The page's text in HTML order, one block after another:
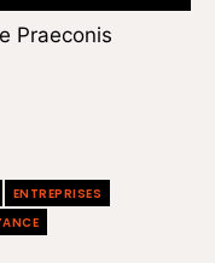
Praeconis
ENTREPRISES